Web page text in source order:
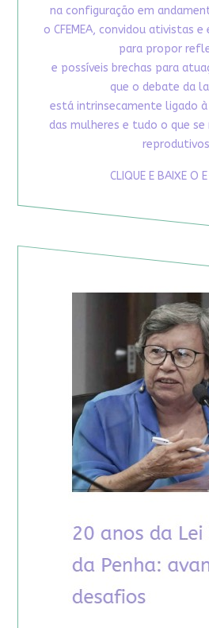
na configuração em
o CFEMEA, convidou ativistas
para propor
e possíveis brechas para
que o debate da
está intrinsecamente ligado
das mulheres e tudo o que
CLIQUE E BAIXE O